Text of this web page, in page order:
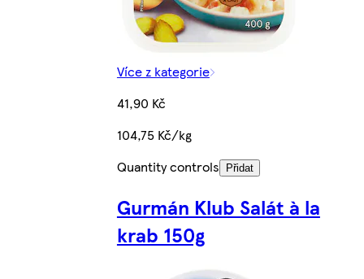
Více z kategorie
41,90 Kč
104,75 Kč/kg
Quantity controls
Přidat
Gurmán Klub Salát à la
krab 150g